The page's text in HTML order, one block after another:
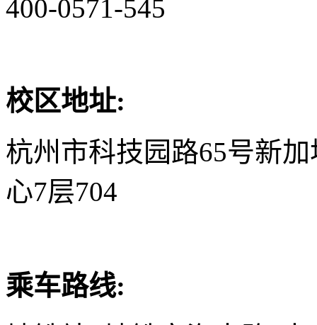
400-0571-545
校区地址:
杭州市科技园路65号新
心7层704
乘车路线: